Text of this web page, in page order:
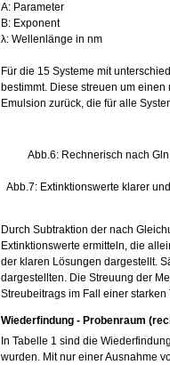
A: Parameter
B: Exponent
λ: Wellenlänge in nm
Für die 15 Systeme mit
bestimmt. Diese streuen um
Emulsion zurück, die für alle
Abb.6: Rechnerisch nach
Abb.7: Extinktionswerte klarer
Durch Subtraktion der nach
Extinktionswerte ermitteln, die
der klaren Lösungen dargestellt.
dargestellten. Die Streuung der
Streubeitrags im Fall einer
Wiederfindung - Probenraum
In Tabelle 1 sind die
wurden. Mit nur einer Ausnahme